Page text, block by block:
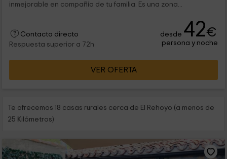
inmejorable en compañía de tu familia. Es una zona...
Contacto directo
Respuesta superior a 72h
desde 42€
persona y noche
VER OFERTA
Te ofrecemos 18 casas rurales cerca de El Rehoyo (a menos de
25 Kilómetros)